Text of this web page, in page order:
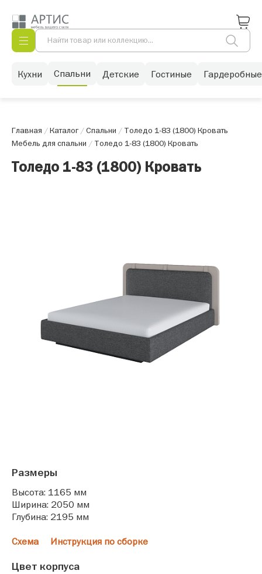
Кухни Спальни Детские Гостиные Гардеробные
Главная /Каталог/Спальни / Толедо 1-83 (1800) Кровать
Мебель для спальни / Толедо 1-83 (1800) Кровать
Толедо 1-83 (1800) Кровать
Размеры
Высота: 1165 мм
Ширина: 2050 мм
Глубина: 2195 мм
Схема Инструкция по сборке
Цвет корпуса